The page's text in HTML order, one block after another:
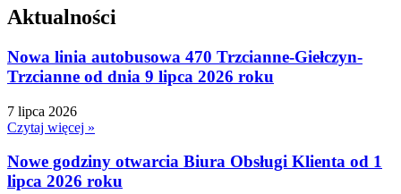
Aktualności
Nowa linia autobusowa 470 Trzcianne-Giełczyn-
Trzcianne od dnia 9 lipca 2026 roku
7 lipca 2026
Czytaj więcej »
Nowe godziny otwarcia Biura Obsługi Klienta od 1
lipca 2026 roku